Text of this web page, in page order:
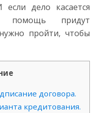
дело касается
помощь придут
пройти, чтобы
договора.
кредитования.